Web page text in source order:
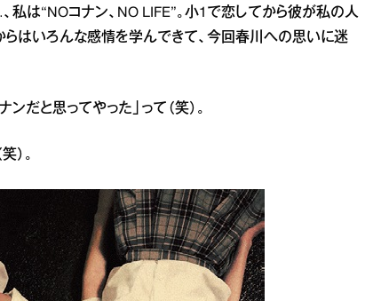
は“NOコナン、NO LIFE”。小1で恋してから彼が私の人
らはいろんな感情を学んできて、今回春川への思いに迷
だと思ってやった」って（笑）。
）。